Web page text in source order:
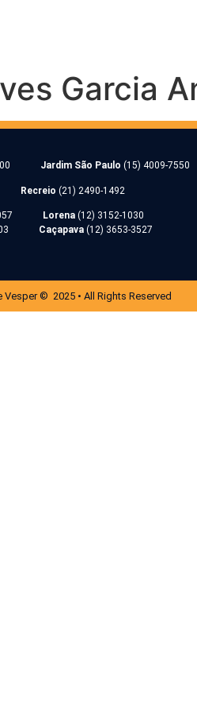
Garcia
Jardim São Paulo (15) 4009-7550
Recreio (21) 2490-1492
Lorena (12) 3152-1030
Caçapava (12) 3653-3527
Vesper © 2025 • All Rights Reserved